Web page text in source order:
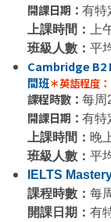
開課日期： 有特
上課時間：
上
班級人數： 平
Cambridge B2
間班＊英語程度
課程時數： 每周
開課日期： 有特
上課時間： 晚
班級人數： 平
IELTS
課程時數： 每
開課日期： 有